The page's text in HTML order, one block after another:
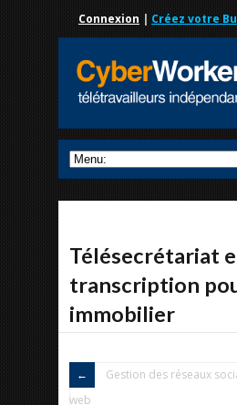
Connexion | Créez votre
Télésecrétariat
transcription
immobilier
Gestion des réseaux
web